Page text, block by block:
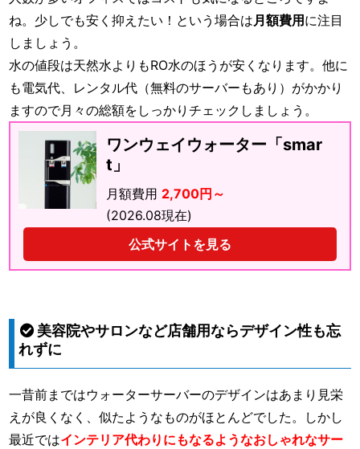
ね。少しでも安く抑えたい！という場合は月額費用 に注目
しましょう。
水の値段は天然水よりもRO水のほうが安くなります。他に
も電気代、レンタル代（無料のサーバーもあり）がかかり
ますので月々の総額をしっかりチェックしましょう。
ワンウェイウォーター「smar
t」
月額費用 2,700円～
(2026.08現在)
公式サイトを見る
美容院やサロンなど店舗用ならデザイン性も忘
れずに
一昔前まではウォーターサーバーのデザインはあまり見栄
えが良くなく、似たようなものがほとんどでした。しかし
最近ではインテリア代わりにもなるようなおしゃれなサー